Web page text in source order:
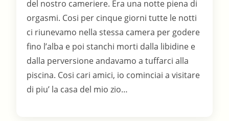
del nostro cameriere. Era una notte piena di
orgasmi. Cosi per cinque giorni tutte le notti
ci riunevamo nella stessa camera per godere
fino l’alba e poi stanchi morti dalla libidine e
dalla perversione andavamo a tuffarci alla
piscina. Cosi cari amici, io cominciai a visitare
di piu’ la casa del mio zio…